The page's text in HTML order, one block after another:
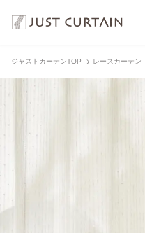
ジャストカーテンTOP レースカーテン